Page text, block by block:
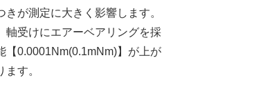
が測定に大きく影響します。
軸受けにエアーベアリングを採
【0.0001Nm(0.1mNm)】が上が
す。